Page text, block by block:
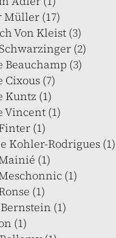
(17)
Von Kleist (3)
(2)
Beauchamp (3)
Cixous (7)
Kuntz (1)
Vincent (1)
(1)
Kohler-Rodrigues (1)
(1)
(1)
(1)
(1)
(1)